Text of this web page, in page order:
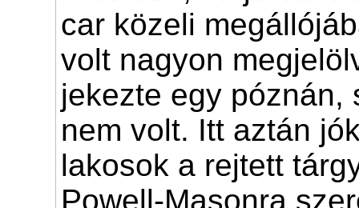
car közeli
volt nagyon
jekezte egy póznán,
nem volt. Itt aztán
lakosok a rejtett
Powell-Masonra